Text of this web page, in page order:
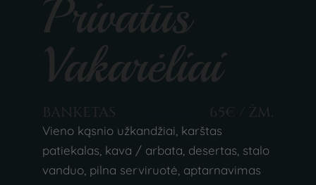
Privatūs
Vakarėliai
BANKETAS 65€ / ŽM.
Vieno kąsnio užkandžiai, karštas
patiekalas, kava / arbata, desertas, stalo
vanduo, pilna serviruotė, aptarnavimas